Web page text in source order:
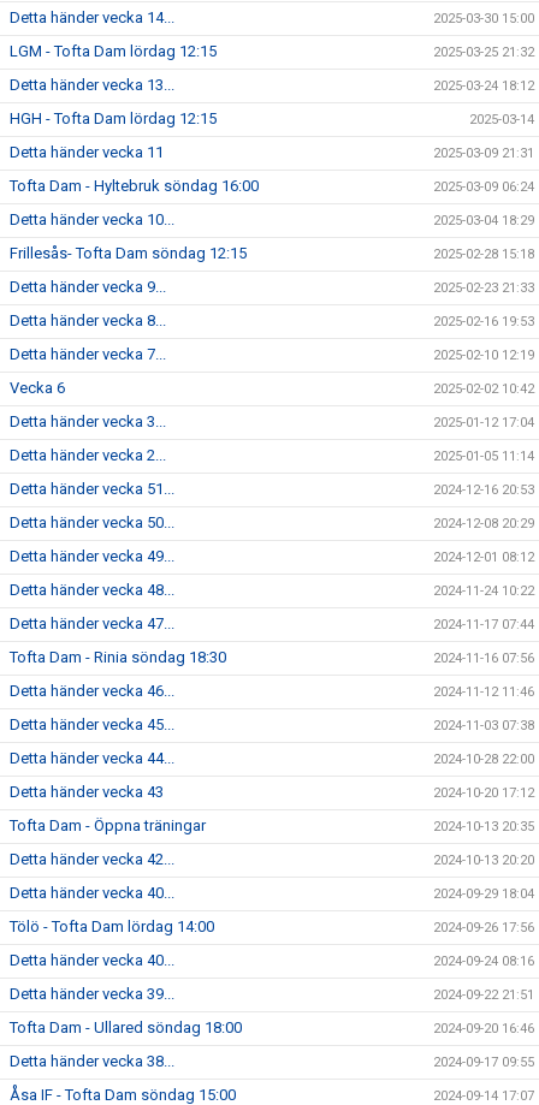
Detta händer vecka 14... 2025-03-30 15:00
LGM - Tofta Dam lördag 12:15 2025-03-25 21:32
Detta händer vecka 13... 2025-03-24 18:12
HGH - Tofta Dam lördag 12:15 2025-03-14
Detta händer vecka 11 2025-03-09 21:31
Tofta Dam - Hyltebruk söndag 16:00 2025-03-09 06:24
Detta händer vecka 10... 2025-03-04 18:29
Frillesås- Tofta Dam söndag 12:15 2025-02-28 15:18
Detta händer vecka 9... 2025-02-23 21:33
Detta händer vecka 8... 2025-02-16 19:53
Detta händer vecka 7... 2025-02-10 12:19
Vecka 6 2025-02-02 10:42
Detta händer vecka 3... 2025-01-12 17:04
Detta händer vecka 2... 2025-01-05 11:14
Detta händer vecka 51... 2024-12-16 20:53
Detta händer vecka 50... 2024-12-08 20:29
Detta händer vecka 49... 2024-12-01 08:12
Detta händer vecka 48... 2024-11-24 10:22
Detta händer vecka 47... 2024-11-17 07:44
Tofta Dam - Rinia söndag 18:30 2024-11-16 07:56
Detta händer vecka 46... 2024-11-12 11:46
Detta händer vecka 45... 2024-11-03 07:38
Detta händer vecka 44... 2024-10-28 22:00
Detta händer vecka 43 2024-10-20 17:12
Tofta Dam - Öppna träningar 2024-10-13 20:35
Detta händer vecka 42... 2024-10-13 20:20
Detta händer vecka 40... 2024-09-29 18:04
Tölö - Tofta Dam lördag 14:00 2024-09-26 17:56
Detta händer vecka 40... 2024-09-24 08:16
Detta händer vecka 39... 2024-09-22 21:51
Tofta Dam - Ullared söndag 18:00 2024-09-20 16:46
Detta händer vecka 38... 2024-09-17 09:55
Åsa IF - Tofta Dam söndag 15:00 2024-09-14 17:07